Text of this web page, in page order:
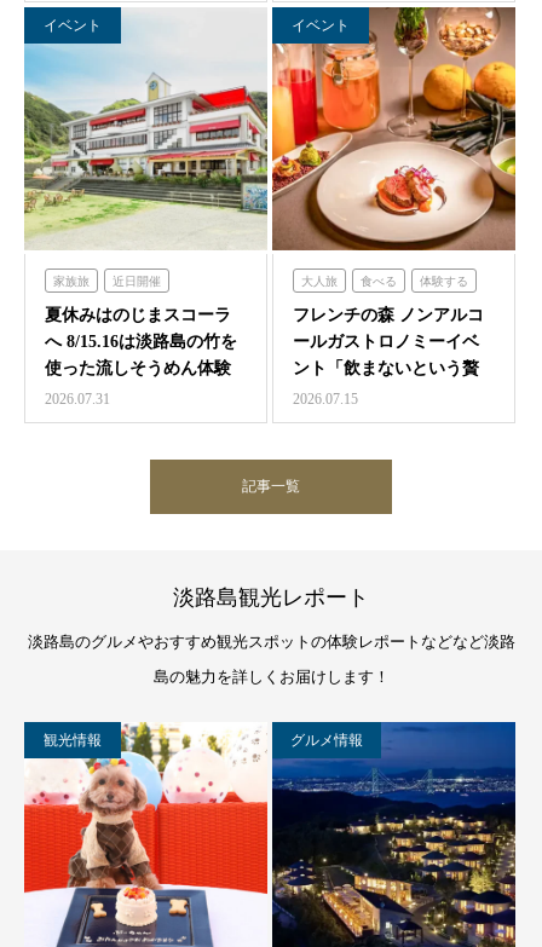
イベント
家族旅 近日開催
のじまスコーラ
夏休みはのじまスコーラ
へ 8/15.16は淡路島の竹を
使った流しそうめん体験
2026.07.31
イベント
大人旅 食べる 体験する
フレンチの森
フレンチの森 ノンアルコ
ールガストロノミーイベ
ント「飲まないという贅
沢 ～香りと味覚の館～…
2026.07.15
記事一覧
淡路島観光レポート
淡路島のグルメやおすすめ観光スポットの体験レポートなどなど淡路
島の魅力を詳しくお届けします！
観光情報 グルメ情報